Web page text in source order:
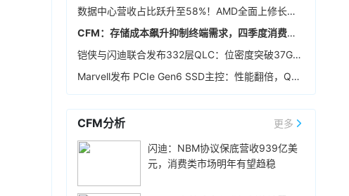
新高。展望后市，创见指出，DDR5及高阶工业级
模组拉货动能持续强劲。
前天 08-07 15:59
让SSD充当额外显存。当显卡板载的显存不足
时，GPU可以调用速度较慢但容量庞大的NVMe
推理场景尤为受益。据悉，该功能将基于RTX IO
和微软的DirectStorage技术。虽然官方尚未证
实，但相关传闻反映了英伟达在应对日益增长的
显存需求与硬件成本之间的矛盾时，正在探索基
于软件和系统架构的解决方案。
前天 08-07 15:46
价6499元，学生认证专属优惠到手价低至6199
本，核心目的之一是拉高整个Mate 80系列的整
体均价，同时进一步拉动全系列的整体出货量，
麒麟9020芯片，搭配最新的HarmonyOS 6操作
前天 08-07 11:18
华邦电近日召开法说会，总经理陈沛铭表示，高
雄现有Module A 月产能将由目前1.5万片扩增至
2.4万片，预计今年底开始投片。不过，Module
数据中心营收占比跃升至58%！AMD全面上修长期财务指引，2027年该板块营收将翻倍
CFM：存储成本飙升抑制终端需求，四季度消费级NAND行情恐承压
铠侠与闪迪联合发布332层QLC：位密度突破37Gb/mm²
Marvell发布 PCIe Gen6 SSD主控：性能翻倍，Q4送样
CFM分析 更多
闪迪：NBM协议保底营收939亿美
元，消费类市场明年有望趋稳